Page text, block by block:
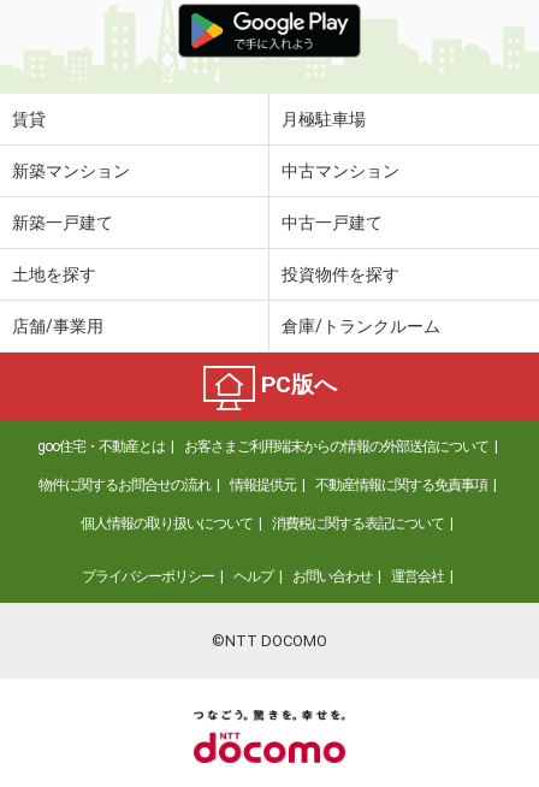
賃貸 月極駐車場
新築マンション 中古マンション
新築一戸建て 中古一戸建て
土地を探す 投資物件を探す
店舗/事業用 倉庫/トランクルーム
PC版へ
goo住宅・不動産とは お客さまご利用端末からの情報の外部送信について
物件に関するお問合せの流れ 情報提供元 不動産情報に関する免責事項
個人情報の取り扱いについて 消費税に関する表記について
プライバシーポリシー ヘルプ お問い合わせ 運営会社
©NTT DOCOMO